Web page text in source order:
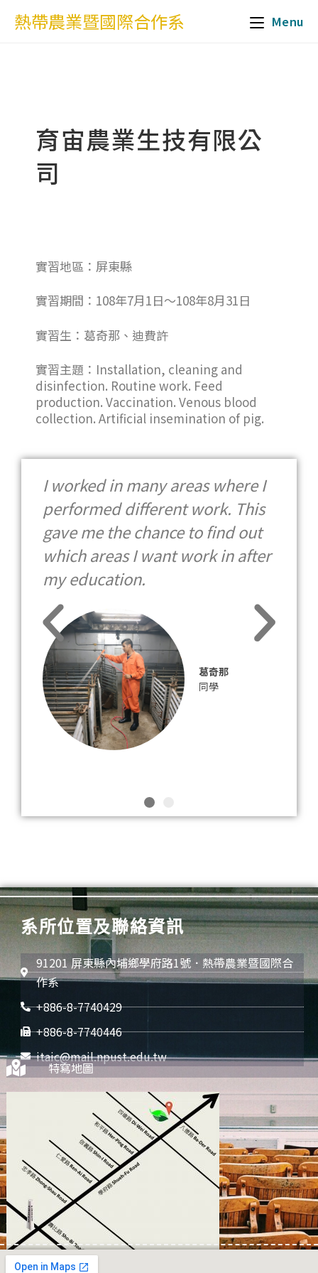
熱帶農業暨國際合作系 Menu
育宙農業生技有限公
司
實習地區：屏東縣
實習期間：108年7月1日～108年8月31日
實習生：葛奇那、迪費許
實習主題：Installation, cleaning and
disinfection. Routine work. Feed
production. Vaccination. Venous blood
collection. Artificial insemination of pig.
I worked in many areas where I
performed different work. This
gave me the chance to find out
which areas I want work in after
my education.
葛奇那
同學
系所位置及聯絡資訊
91201 屏東縣內埔鄉學府路1號．熱帶農業暨國際合
作系
+886-8-7740429
+886-8-7740446
itaic@mail.npust.edu.tw
特寫地圖